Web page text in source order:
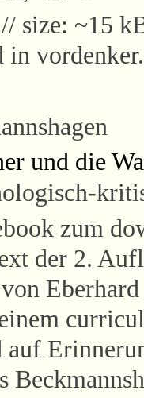
size: ~15
in
und die
zum
der 2.
auf